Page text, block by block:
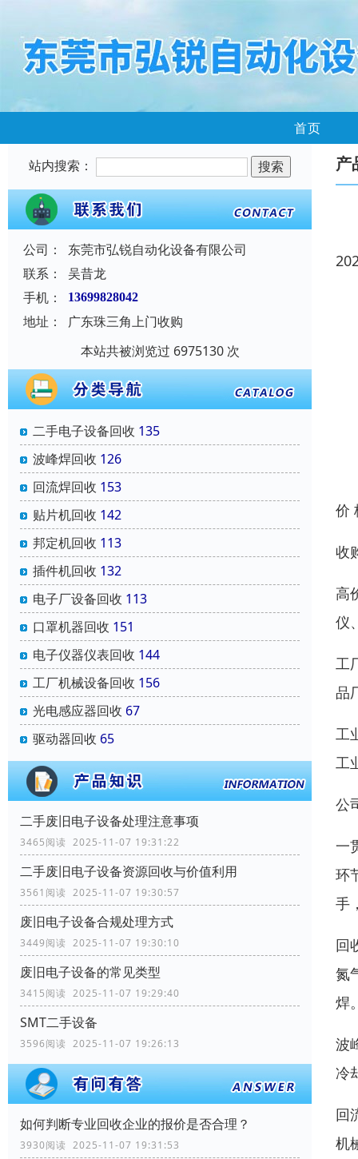
首页
站内搜索：
公司：
东莞市弘锐自动化设备有限公司
联系：
吴昔龙
手机：
13699828042
地址：
广东珠三角上门收购
本站共被浏览过 6975130 次
二手电子设备回收 135
波峰焊回收 126
回流焊回收 153
贴片机回收 142
邦定机回收 113
插件机回收 132
电子厂设备回收 113
口罩机器回收 151
电子仪器仪表回收 144
工厂机械设备回收 156
光电感应器回收 67
驱动器回收 65
二手废旧电子设备处理注意事项
3465阅读 2025-11-07 19:31:22
二手废旧电子设备资源回收与价值利用
3561阅读 2025-11-07 19:30:57
废旧电子设备合规处理方式
3449阅读 2025-11-07 19:30:10
废旧电子设备的常见类型
3415阅读 2025-11-07 19:29:40
SMT二手设备
3596阅读 2025-11-07 19:26:13
如何判断专业回收企业的报价是否合理？
3930阅读 2025-11-07 19:31:53
产
价
收
高
仪
工
品
工
工
公
一
环
手
回
氮
焊
波
冷
回
机